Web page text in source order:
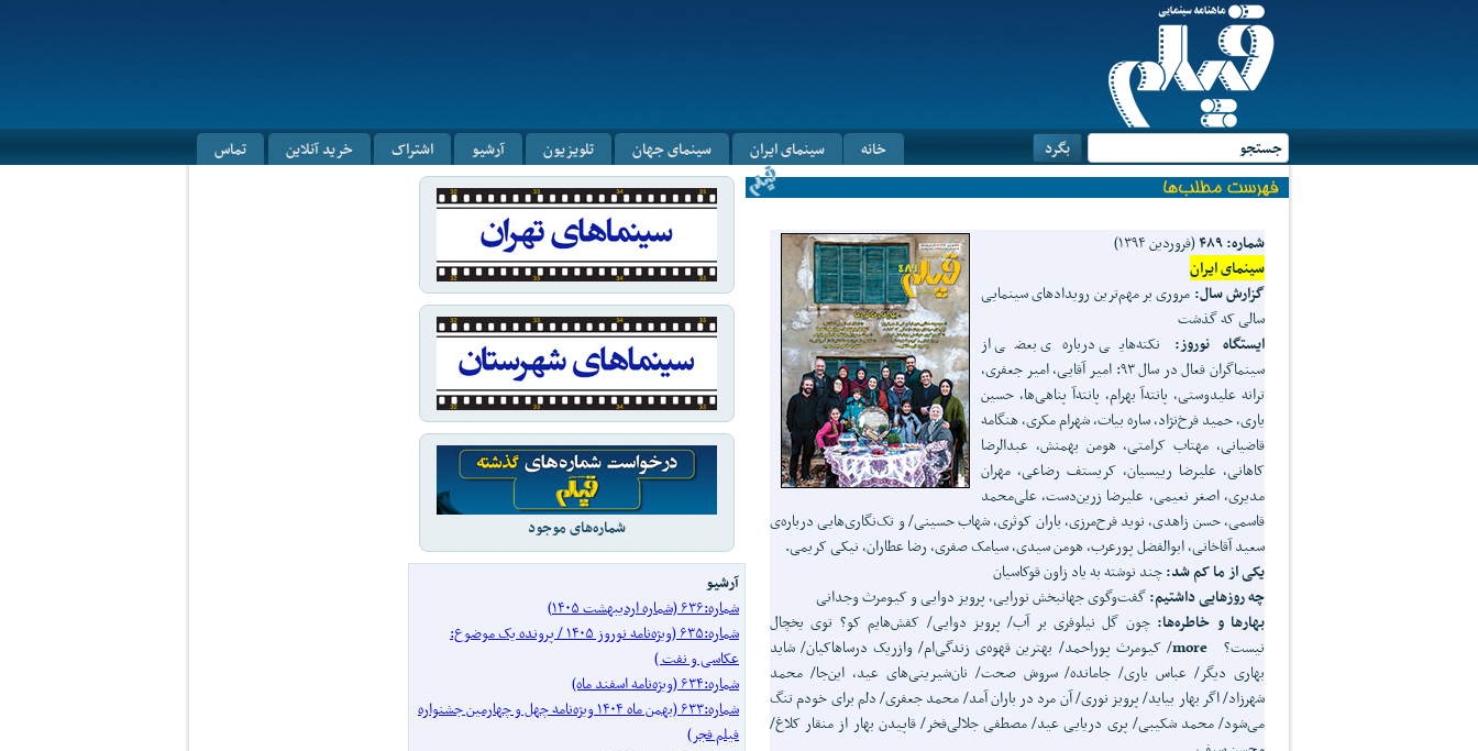
خانه سینمای ایران سینمای جهان تلویزیون آرشیو اشتراک خرید آنلاین تماس
شماره: ۴۸۹
(فروردین ۱۳۹۴)
سینمای ایران
گزارش سال: مروری بر مهم‌ترین رویدادهای سینمایی
سالی که گذشت
ایستگاه نوروز: نکته‌هایی درباره‌ی بعضی از
سینماگران فعال در سال ۹۳: امیر آقایی، امیر جعفری،
ترانه علیدوستی، پانته‌آ بهرام، پانته‌آ پناهی‌ها، حسین
یاری، حمید فرخ‌نژاد، ساره بیات، شهرام مکری، هنگامه
قاضیانی، مهتاب کرامتی، هومن بهمنش، عبدالرضا
کاهانی، علیرضا رییسیان، کریستف رضاعی، مهران
مدیری، اصغر نعیمی، علیرضا زرین‌دست، علی‌محمد
قاسمی، حسن زاهدی، نوید فرح‌مرزی، باران کوثری، شهاب حسینی/ و تک‌نگاری‌هایی درباره‌ی
سعید آقاخانی، ابوالفضل پورعرب، هومن سیدی، سیامک صفری، رضا عطاران، نیکی کریمی.
یکی از ما کم شد:چند نوشته به یاد زاون قوکاسیان
چه روزهایی داشتیم:گفت‌وگوی جهانبخش نورایی، پرویز دوایی و کیومرث وجدانی
بهارها و خاطرهها:چون گل نیلوفری بر آب/ پرویز دوایی/ کفش‌هایم کو؟ توی یخچال
نیست؟more/ کیومرث پوراحمد/ بهترین قهوه‌ی زندگی‌ام/ وازریک درساهاکیان/ شاید
بهاری دیگر/ عباس یاری/ جامانده/ سروش صحت/ نان‌شیرینی‌های عید، این‌جا/ محمد
شهرزاد/ اگر بهار بیاید/ پرویز نوری/ آن مرد در باران آمد/ محمد جعفری/ دلم برای خودم تنگ
می‌شود/ محمد شکیبی/ پری دریایی عید/ مصطفی جلالی‌فخر/ قاپیدن بهار از منقار کلاغ/
شماره‌های موجود
آرشیو
شماره:۶۳۶ (شماره اردیبهشت ۱۴۰۵)
شماره:۶۳۵ (ویژه‌نامه نوروز ۱۴۰۵ / پرونده یک موضوع:
عکاسی و نفت )
شماره:۶۳۴ (ویژه‌نامه اسفند ماه)
شماره:۶۳۳ (بهمن ماه ۱۴۰۴ ویژه‌نامه چهل‌ و‌ چهارمین جشنواره
فیلم فجر)